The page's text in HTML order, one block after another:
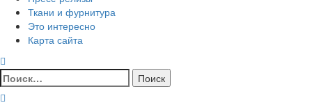
Ткани и фурнитура
Это интересно
Карта сайта
Найти: